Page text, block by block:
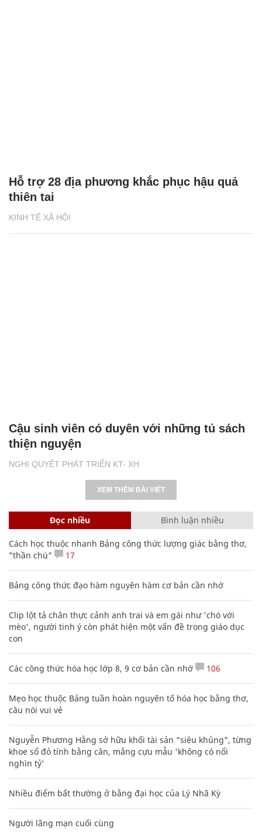
KINH TẾ XÃ HỘI
Hỗ trợ 28 địa phương khắc phục hậu quả
thiên tai
NGHỊ QUYẾT PHÁT TRIỂN KT- XH
Cậu sinh viên có duyên với những tủ sách
thiện nguyện
XEM THÊM BÀI VIẾT
Đọc nhiều Bình luận nhiều
Cách học thuộc nhanh Bảng công thức lượng giác bằng thơ,
"thần chú"
17
Bảng công thức đạo hàm nguyên hàm cơ bản cần nhớ
Clip lột tả chân thực cảnh anh trai và em gái như 'chó với
mèo', người tinh ý còn phát hiện một vấn đề trong giáo dục
con
Các công thức hóa học lớp 8, 9 cơ bản cần nhớ 106
Mẹo học thuộc Bảng tuần hoàn nguyên tố hóa học bằng thơ,
câu nói vui vẻ
Nguyễn Phương Hằng sở hữu khối tài sản "siêu khủng", từng
khoe sổ đỏ tính bằng cân, mắng cựu mẫu 'không có nổi
nghìn tỷ'
Nhiều điểm bất thường ở bằng đại học của Lý Nhã Kỳ
Người lãng mạn cuối cùng